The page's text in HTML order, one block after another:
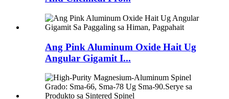
Ang Pink Aluminum Oxide Hait Ug
Angular Gigamit I...